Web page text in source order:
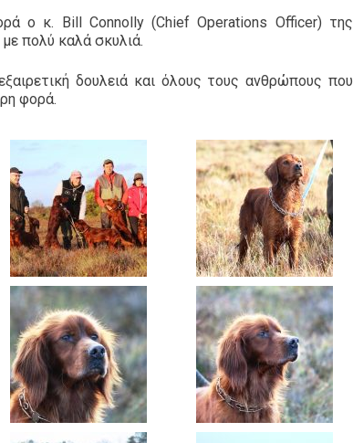
ο κ. Bill Connolly (Chief Operations Officer) της
πολύ καλά σκυλιά.
δουλειά και όλους τους ανθρώπους που
φορά.